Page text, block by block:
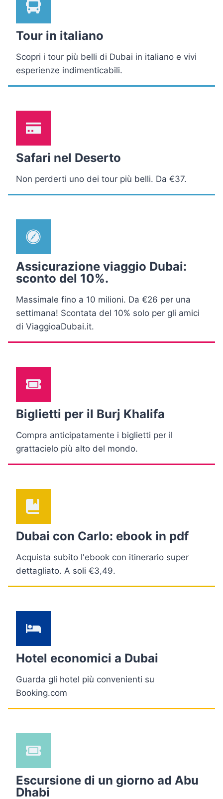
Tour in italiano
Scopri i tour più belli di Dubai in italiano e vivi
esperienze indimenticabili.
Safari nel Deserto
Non perderti uno dei tour più belli. Da €37.
Assicurazione viaggio Dubai:
sconto del 10%.
Massimale fino a 10 milioni. Da €26 per una
settimana! Scontata del 10% solo per gli amici
di ViaggioaDubai.it.
Biglietti per il Burj Khalifa
Compra anticipatamente i biglietti per il
grattacielo più alto del mondo.
Dubai con Carlo: ebook in pdf
Acquista subito l'ebook con itinerario super
dettagliato. A soli €3,49.
Hotel economici a Dubai
Guarda gli hotel più convenienti su
Booking.com
Escursione di un giorno ad Abu
Dhabi